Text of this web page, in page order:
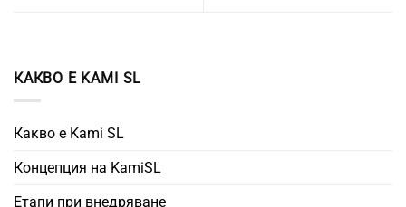
КАКВО Е KAMI SL
Какво е Kami SL
Концепция на KamiSL
Етапи при внедряване